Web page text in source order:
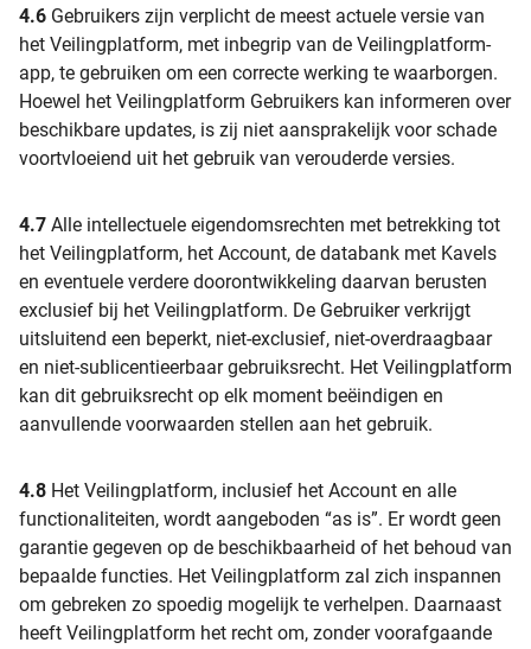
4.6 Gebruikers zijn verplicht de meest actuele versie van
het Veilingplatform, met inbegrip van de Veilingplatform-
app, te gebruiken om een correcte werking te waarborgen.
Hoewel het Veilingplatform Gebruikers kan informeren over
beschikbare updates, is zij niet aansprakelijk voor schade
voortvloeiend uit het gebruik van verouderde versies.
4.7 Alle intellectuele eigendomsrechten met betrekking tot
het Veilingplatform, het Account, de databank met Kavels
en eventuele verdere doorontwikkeling daarvan berusten
exclusief bij het Veilingplatform. De Gebruiker verkrijgt
uitsluitend een beperkt, niet-exclusief, niet-overdraagbaar
en niet-sublicentieerbaar gebruiksrecht. Het Veilingplatform
kan dit gebruiksrecht op elk moment beëindigen en
aanvullende voorwaarden stellen aan het gebruik.
4.8 Het Veilingplatform, inclusief het Account en alle
functionaliteiten, wordt aangeboden “as is”. Er wordt geen
garantie gegeven op de beschikbaarheid of het behoud van
bepaalde functies. Het Veilingplatform zal zich inspannen
om gebreken zo spoedig mogelijk te verhelpen. Daarnaast
heeft Veilingplatform het recht om, zonder voorafgaande